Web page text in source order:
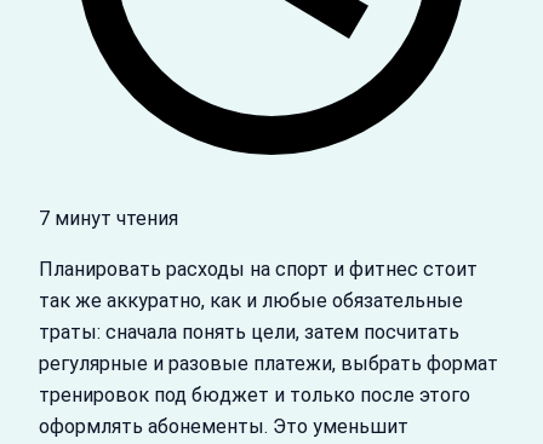
7 минут чтения
Планировать расходы на спорт и фитнес стоит
так же аккуратно, как и любые обязательные
траты: сначала понять цели, затем посчитать
регулярные и разовые платежи, выбрать формат
тренировок под бюджет и только после этого
оформлять абонементы. Это уменьшит